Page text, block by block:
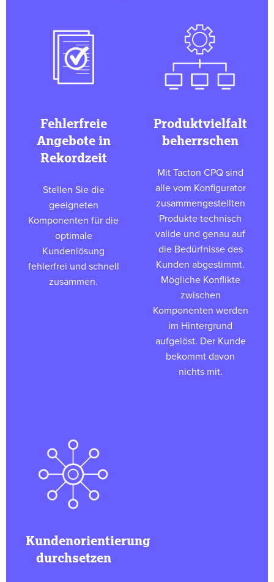
Fehlerfreie
Angebote in
Rekordzeit
Stellen Sie die
geeigneten
Komponenten für die
optimale
Kundenlösung
fehlerfrei und schnell
zusammen.
Produktvielfalt
beherrschen
Mit Tacton CPQ sind
alle vom Konfigurator
zusammengestellten
Produkte technisch
valide und genau auf
die Bedürfnisse des
Kunden abgestimmt.
Mögliche Konflikte
zwischen
Komponenten werden
im Hintergrund
aufgelöst. Der Kunde
bekommt davon
nichts mit.
Kundenorientierung
durchsetzen